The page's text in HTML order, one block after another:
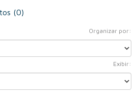
(0)
Organizar por:
Exibir: